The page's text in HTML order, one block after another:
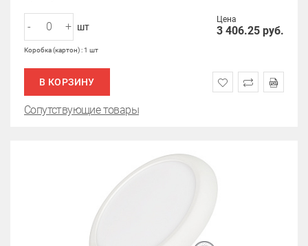
Цена
3 406.25 руб.
- + шт
Коробка (картон) : 1 шт
В КОРЗИНУ
Сопутствующие товары